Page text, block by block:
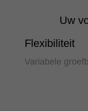
Uw
Flexibiliteit
Variabele